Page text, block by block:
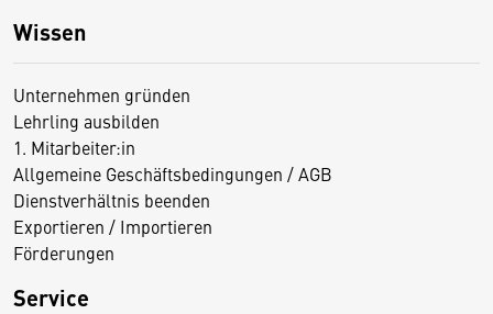
Wissen
Unternehmen gründen
Lehrling ausbilden
1. Mitarbeiter:in
Allgemeine Geschäftsbedingungen / AGB
Dienstverhältnis beenden
Exportieren / Importieren
Förderungen
Service